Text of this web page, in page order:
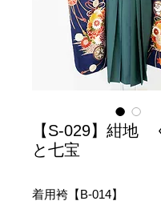
【S-029】紺地
と七宝
着用袴【B-014】